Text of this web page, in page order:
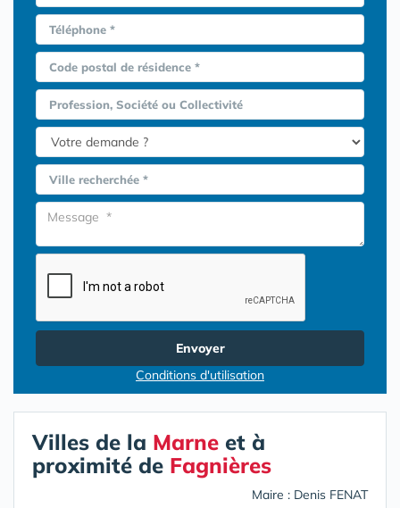
Téléphone *
Code postal de résidence *
Profession, Société ou Collectivité
Ville recherchée *
Envoyer
Conditions d'utilisation
Villes de la Marne et à
proximité de Fagnières
Maire : Denis FENAT